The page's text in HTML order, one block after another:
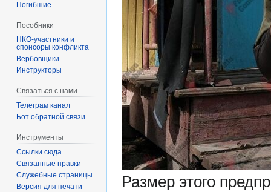
Размер этого
Погибшие
Пособники
спонсоры конфликта
‏‎Вербовщики
Инструкторы
Связаться с нами
Телеграм канал
Бот обратной связи
Инструменты
Ссылки сюда
Связанные правки
Служебные страницы
Версия для печати